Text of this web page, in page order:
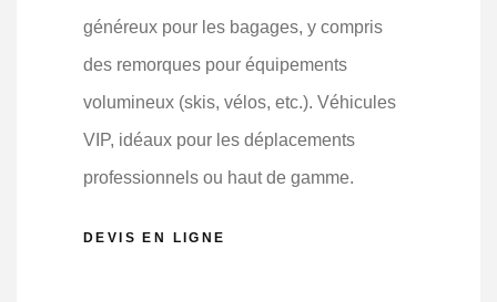
généreux pour les bagages, y compris
des remorques pour équipements
volumineux (skis, vélos, etc.). Véhicules
VIP, idéaux pour les déplacements
professionnels ou haut de gamme.
DEVIS EN LIGNE